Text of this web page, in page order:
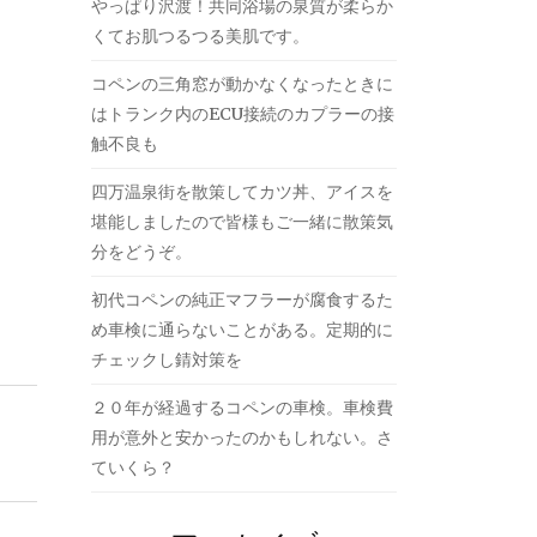
やっぱり沢渡！共同浴場の泉質が柔らか
くてお肌つるつる美肌です。
コペンの三角窓が動かなくなったときに
はトランク内のECU接続のカプラーの接
触不良も
四万温泉街を散策してカツ丼、アイスを
堪能しましたので皆様もご一緒に散策気
分をどうぞ。
初代コペンの純正マフラーが腐食するた
め車検に通らないことがある。定期的に
チェックし錆対策を
２０年が経過するコペンの車検。車検費
用が意外と安かったのかもしれない。さ
ていくら？